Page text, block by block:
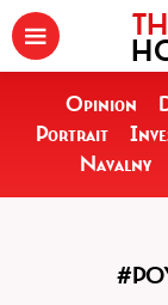
Opinion
Portrait
Navalny